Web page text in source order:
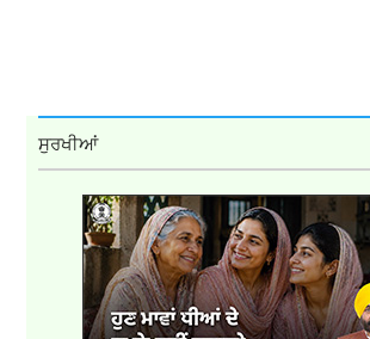
ਸੁਰਖੀਆਂ